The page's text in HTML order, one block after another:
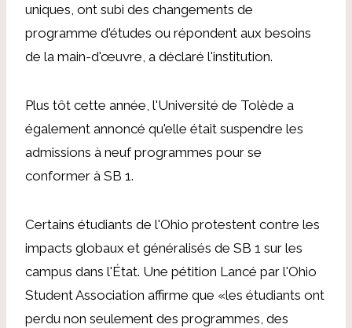
uniques, ont subi des changements de
programme d'études ou répondent aux besoins
de la main-d'œuvre, a déclaré l'institution.
Plus tôt cette année, l'Université de Tolède a
également annoncé qu'elle était suspendre les
admissions à neuf programmes pour se
conformer à SB 1.
Certains étudiants de l'Ohio protestent contre les
impacts globaux et généralisés de SB 1 sur les
campus dans l'État. Une pétition Lancé par l'Ohio
Student Association affirme que «les étudiants ont
perdu non seulement des programmes, des